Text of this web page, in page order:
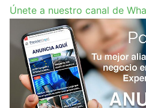
Únete a nuestro canal de